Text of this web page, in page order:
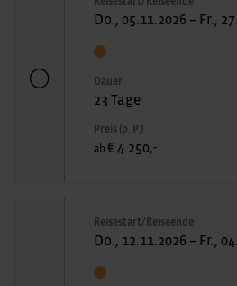
Do., 05.11.2026 – Fr.,
Dauer
23 Tage
Preis (p. P.)
ab € 4.250,-
Reisestart/Reiseende
Do., 12.11.2026 – Fr.,